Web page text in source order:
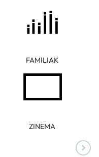
FAMILIAK
ZINEMA